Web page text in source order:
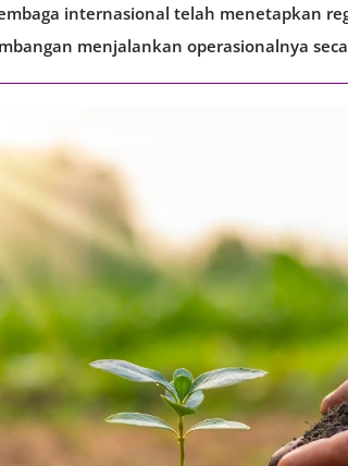
internasional telah menetapkan
menjalankan operasionalnya